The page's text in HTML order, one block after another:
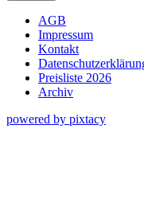
AGB
Impressum
Kontakt
Preisliste 2026
Archiv
powered by pixtacy